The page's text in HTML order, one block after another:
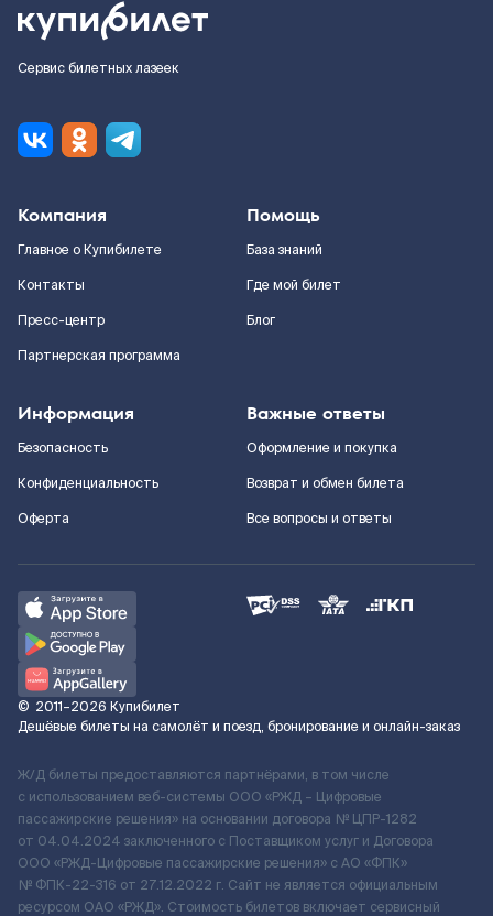
Сервис билетных лазеек
Компания
Главное о Купибилете
Контакты
Пресс-центр
Партнерская программа
Помощь
База знаний
Где мой билет
Блог
Информация
Безопасность
Конфиденциальность
Оферта
Важные ответы
Оформление и покупка
Возврат и обмен билета
Все вопросы и ответы
© 2011–2026 Купибилет
Дешёвые билеты на самолёт и поезд, бронирование и онлайн-заказ
Ж/Д билеты предоставляются партнёрами, в том числе
с использованием веб-системы ООО «РЖД – Цифровые
пассажирские решения» на основании договора № ЦПР-1282
от 04.04.2024 заключенного с Поставщиком услуг и Договора
ООО «РЖД-Цифровые пассажирские решения» c АО «ФПК»
№ ФПК-22-316 от 27.12.2022 г. Сайт не является официальным
ресурсом ОАО «РЖД». Стоимость билетов включает сервисный